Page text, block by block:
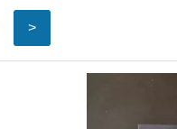
>